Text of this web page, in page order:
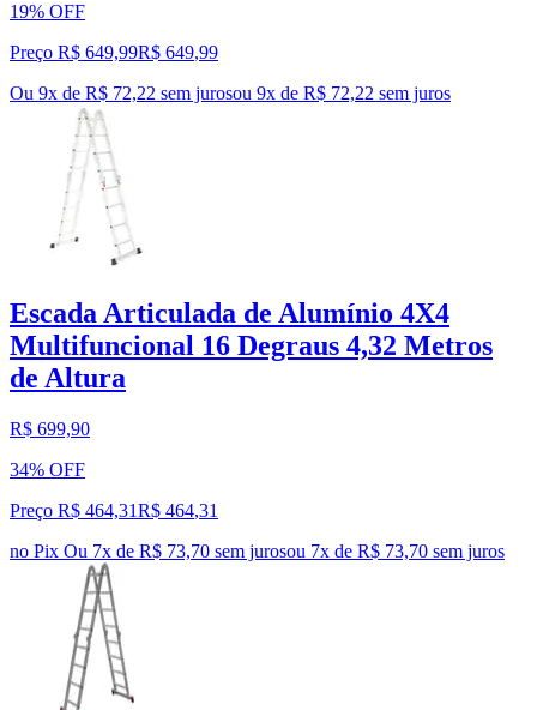
19% OFF
Preço R$ 649,99R$ 649,99
Ou 9x de R$ 72,22 sem jurosou 9x de R$ 72,22 sem juros
Escada Articulada de Alumínio 4X4
Multifuncional 16 Degraus 4,32 Metros
de Altura
R$ 699,90
34% OFF
Preço R$ 464,31R$ 464,31
no Pix Ou 7x de R$ 73,70 sem jurosou 7x de R$ 73,70 sem juros